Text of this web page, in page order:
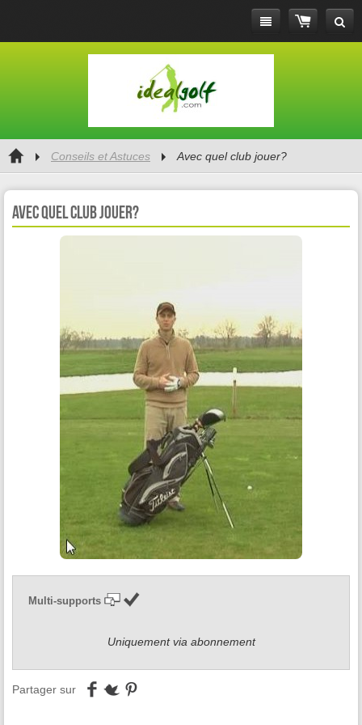
Conseils et Astuces Avec quel club jouer?
Avec quel club jouer?
Multi-supports
Uniquement via abonnement
Partager sur